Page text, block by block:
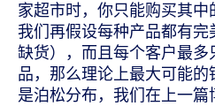
家超市时，你只能购买其
我们再假设每种产品都有
缺货），而且每个客户最多
品，那么理论上最大可能
是泊松分布，我们在上一篇